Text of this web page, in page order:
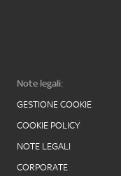
Note legali:
GESTIONE COOKIE
COOKIE POLICY
NOTE LEGALI
CORPORATE